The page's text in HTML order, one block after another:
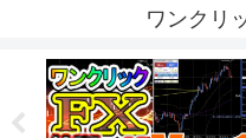
ワンクリ